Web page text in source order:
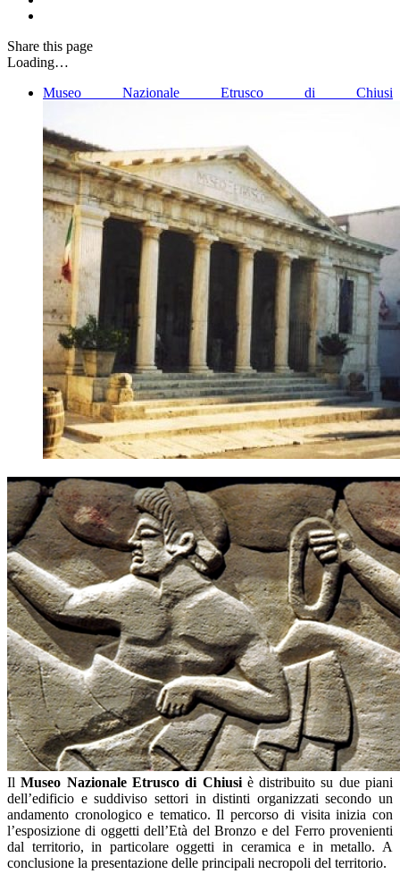
Share this page
Loading…
Museo Nazionale Etrusco di Chiusi
IlMuseo Nazionale Etrusco di Chiusiè distribuito su due piani
dell’edificio e suddiviso settori in distinti organizzati secondo un
andamento cronologico e tematico. Il percorso di visita inizia con
l’esposizione di oggetti dell’Età del Bronzo e del Ferro provenienti
dal territorio, in particolare oggetti in ceramica e in metallo. A
conclusione la presentazione delle principali necropoli del territorio.